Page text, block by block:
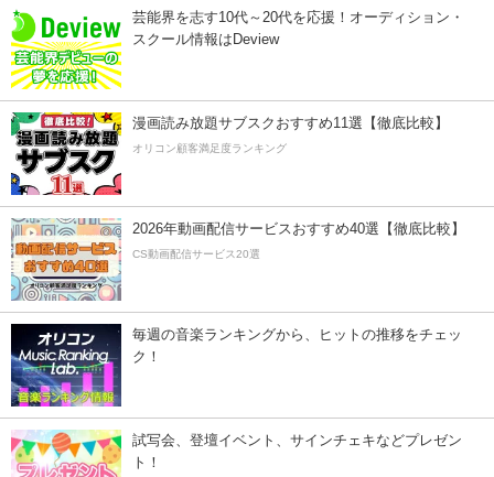
芸能界を志す10代～20代を応援！オーディション・
スクール情報はDeview
漫画読み放題サブスクおすすめ11選【徹底比較】
オリコン顧客満足度ランキング
2026年動画配信サービスおすすめ40選【徹底比較】
CS動画配信サービス20選
毎週の音楽ランキングから、ヒットの推移をチェッ
ク！
試写会、登壇イベント、サインチェキなどプレゼン
ト！